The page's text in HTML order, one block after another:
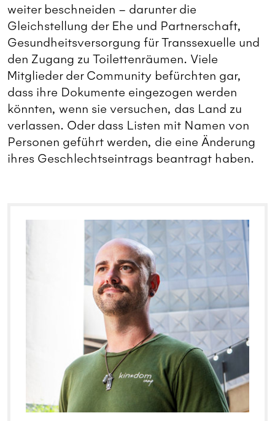
weiter beschneiden – darunter die
Gleichstellung der Ehe und Partnerschaft,
Gesundheitsversorgung für Transsexuelle und
den Zugang zu Toilettenräumen. Viele
Mitglieder der Community befürchten gar,
dass ihre Dokumente eingezogen werden
könnten, wenn sie versuchen, das Land zu
verlassen. Oder dass Listen mit Namen von
Personen geführt werden, die eine Änderung
ihres Geschlechtseintrags beantragt haben.